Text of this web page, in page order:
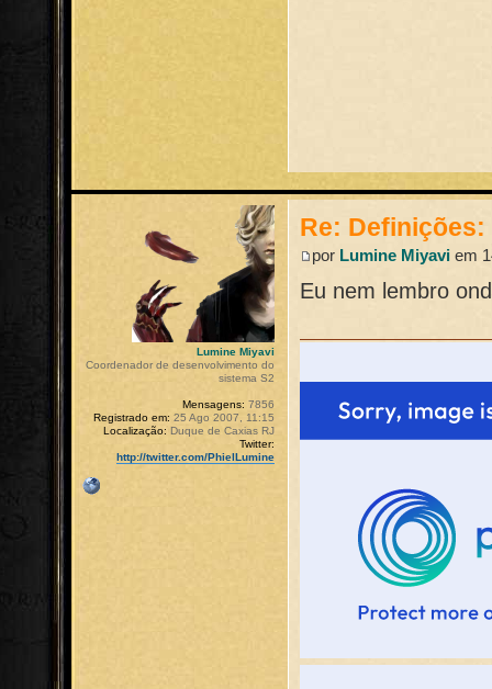
Re:
por Lumine Miyavi em
Eu nem lembro
Lumine Miyavi
Coordenador de desenvolvimento do
sistema S2
Mensagens: 7856
Registrado em: 25 Ago 2007, 11:15
Localização: Duque de Caxias RJ
Twitter:
http://twitter.com/PhielLumine